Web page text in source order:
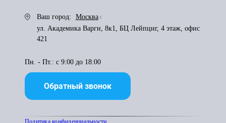
Ваш город:
Москва
ул. Академика Варги, 8к1, БЦ Лейпциг, 4 этаж, офис
421
Пн. - Пт.: с 9:00 до 18:00
Обратный звонок
Политика конфиденциальности